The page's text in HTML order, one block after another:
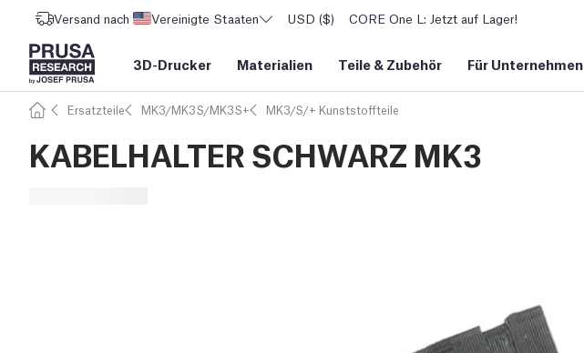
Versand nach Vereinigte Staaten USD ($) CORE One L: Jetzt auf Lager!
3D-Drucker Materialien Teile & Zubehör Für Unternehmen
Ersatzteile MK3/MK3S/MK3S+ MK3/S/+ Kunststoffteile
KABELHALTER SCHWARZ MK3